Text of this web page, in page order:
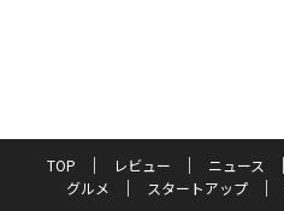
TOP レビュー ニュース
グルメ
スタートアップ